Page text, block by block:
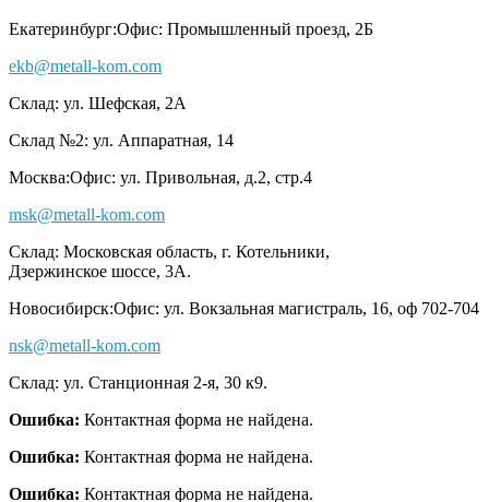
Екатеринбург:Офис: Промышленный проезд, 2Б
ekb@metall-kom.com
Склад: ул. Шефская, 2А
Склад №2: ул. Аппаратная, 14
Москва:Офис: ул. Привольная, д.2, стр.4
msk@metall-kom.com
Склад: Московская область, г. Котельники,
Дзержинское шоссе, 3А.
Новосибирск:Офис: ул. Вокзальная магистраль, 16, оф 702-704
nsk@metall-kom.com
Склад: ул. Станционная 2-я, 30 к9.
Ошибка: Контактная форма не найдена.
Ошибка: Контактная форма не найдена.
Ошибка: Контактная форма не найдена.